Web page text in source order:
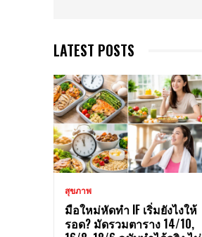
LATEST POSTS
สุขภาพ
มือใหม่หัดทำ IF เริ่มยังไงให้
รอด? มัดรวมตาราง 14/10,